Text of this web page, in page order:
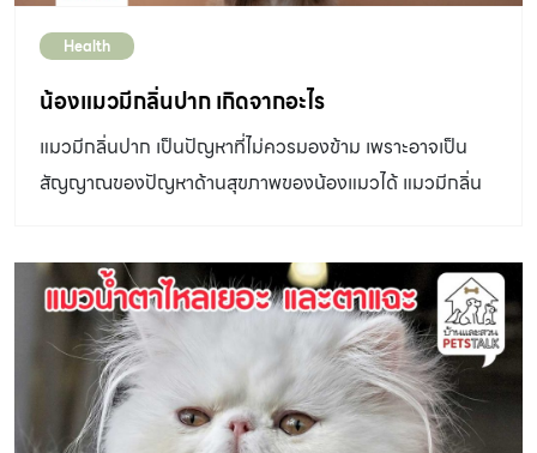
อยู่ร่วมกับเราไปได้นานที่สุด วันนี้บ้านและสวน Pets อยากพา
เพื่อน ๆ มารู้จักกับ VFcore อาหารเสริมในรูปแบบของขนม
แมวเลีย VFcore เป็นมากกว่าขนมแมวเลีย เพราะ VFcore
คือ อาหารเสริมที่อยู่ในรูปแบบขนมแมวเลีย ที่สัตวแพทย์ต่าง
แนะนำ อร่อย แคลอรี่ต่ำ ไม่อ้วน ไม่เค็ม ทานง่าย และ มี
คัดสรรวัตถุดิบชั้นเลิศ จากแหล่งคุณภาพดี สามารถทานได้ทั้ง
สุนัข และ แมว แล้วอาหารเสริมแมวเลียต่างจากขนมแมวเลีย
อย่างไร? อาหารเสริมแมวเลีย คือ […]
Health
น้องแมวมีกลิ่นปาก เกิดจากอะไร
แมวมีกลิ่นปาก เป็นปัญหาที่ไม่ควรมองข้าม เพราะอาจเป็น
สัญญาณของปัญหาด้านสุขภาพของน้องแมวได้ แมวมีกลิ่น
หินปูน โรคเหงือกและปริทันต์ เป็นต้น ปัญหาความผิดปกติ
จากโรคระบบอื่น ๆ เช่น โรคไต โรคตับ โรคระบบทางเดินอาหาร
การติดเชื้อ โรคเบาหวาน และโรคระบบทางเดินหายใจ เป็นต้น
มาเริ่มต้นที่สาเหตุแรกกันค่ะ กับปัญหาโรคในช่องปาก เหงือก
และฟัน กลิ่นปากของน้องแมวที่เกิดจากคราบหินปูนสะสมตาม